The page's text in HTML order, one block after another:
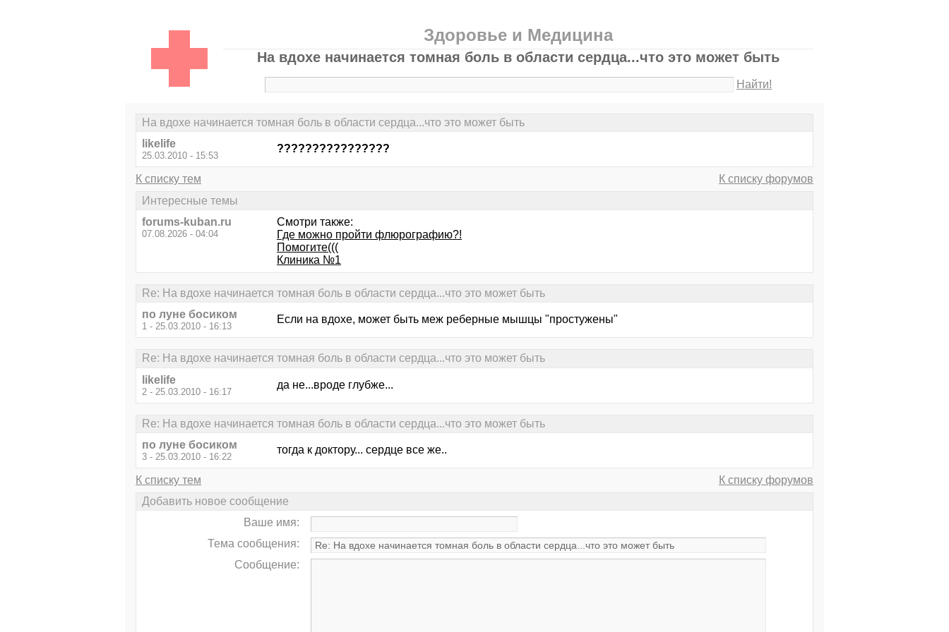
Здоровье и Медицина
На вдохе начинается томная боль в области сердца...что это может быть
Найти!
На вдохе начинается томная боль в области сердца...что это может быть
likelife
25.03.2010 - 15:53
????????????????
К списку тем
К списку форумов
Интересные темы
forums-kuban.ru
07.08.2026 - 04:04
Смотри также:
Где можно пройти флюрографию?!
Помогите(((
Клиника №1
Re: На вдохе начинается томная боль в области сердца...что это может быть
по луне босиком
1 - 25.03.2010 - 16:13
Если на вдохе, может быть меж реберные мышцы "простужены"
Re: На вдохе начинается томная боль в области сердца...что это может быть
likelife
2 - 25.03.2010 - 16:17
да не...вроде глубже...
Re: На вдохе начинается томная боль в области сердца...что это может быть
по луне босиком
3 - 25.03.2010 - 16:22
тогда к доктору... сердце все же..
К списку тем
К списку форумов
Добавить новое сообщение
Ваше имя:
Тема сообщения:
Сообщение: